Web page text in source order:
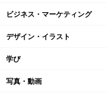
ビジネス・マーケティング
デザイン・イラスト
学び
写真・動画